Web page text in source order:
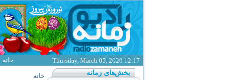
خانه
بخش‌های زمانه
Thursday, March 05, 2020 12:17
خانه